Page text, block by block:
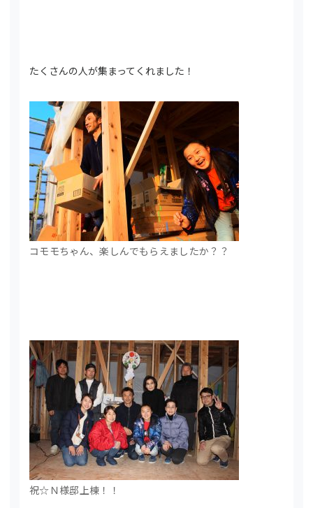
たくさんの人が集まってくれました！
コモモちゃん、楽しんでもらえましたか？？
祝☆Ｎ様邸上棟！！